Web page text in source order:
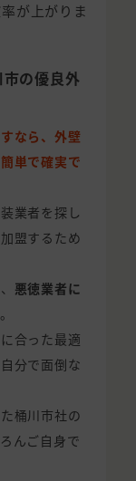
が上がりま
の優良外
なら、外壁
単で確実で
業者を探し
盟するため
悪徳業者に
合った最適
分で面倒な
桶川市社の
んご自身で